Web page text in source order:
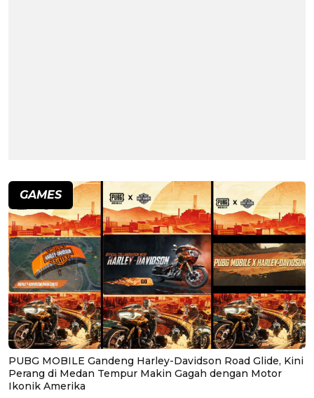
GAMES
PUBG MOBILE Gandeng Harley-Davidson Road Glide, Kini
Perang di Medan Tempur Makin Gagah dengan Motor
Ikonik Amerika